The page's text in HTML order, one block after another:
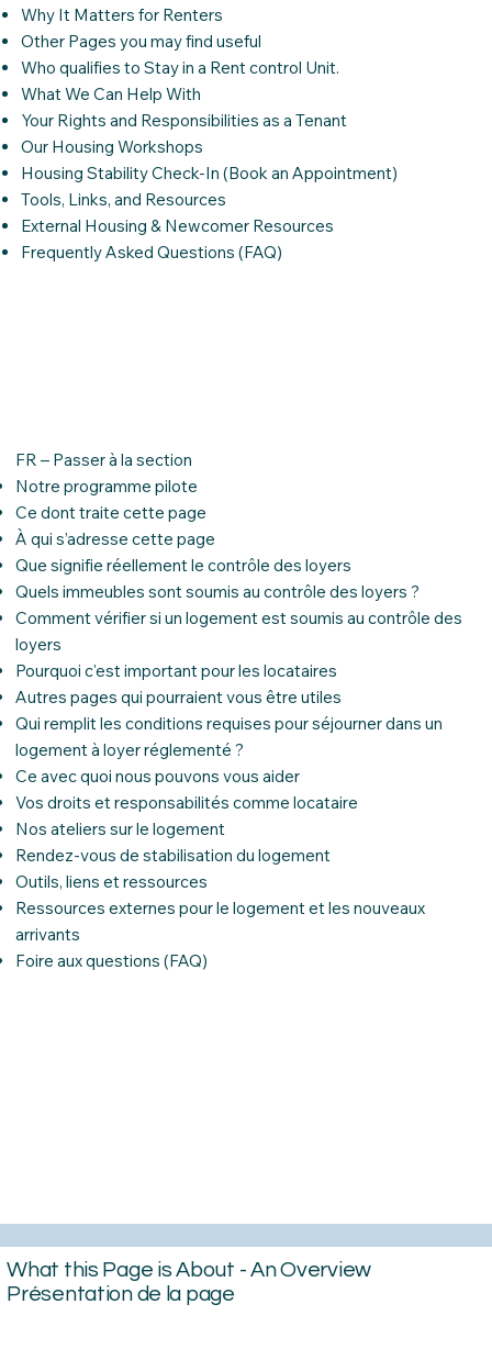
Why It Matters for Renters
Other Pages you may find useful
Who qualifies to Stay in a Rent control Unit.
What We Can Help With
Your Rights and Responsibilities as a Tenant
Our Housing Workshops
Housing Stability Check‑In (Book an Appointment)
Tools, Links, and Resources
External Housing & Newcomer Resources
Frequently Asked Questions (FAQ)
FR – Passer à la section
Notre programme pilote
Ce dont traite cette page
À qui s’adresse cette page
Que signifie réellement le contrôle des loyers
Quels immeubles sont soumis au contrôle des loyers ?
Comment vérifier si un logement est soumis au contrôle des
loyers
Pourquoi c'est important pour les locataires
Autres pages qui pourraient vous être utiles
Qui remplit les conditions requises pour séjourner dans un
logement à loyer réglementé ?
Ce avec quoi nous pouvons vous aider
Vos droits et responsabilités comme locataire
Nos ateliers sur le logement
Rendez‑vous de stabilisation du logement
Outils, liens et ressources
Ressources externes pour le logement et les nouveaux
arrivants
Foire aux questions (FAQ)
What this Page is About - An Overview
Présentation de la page